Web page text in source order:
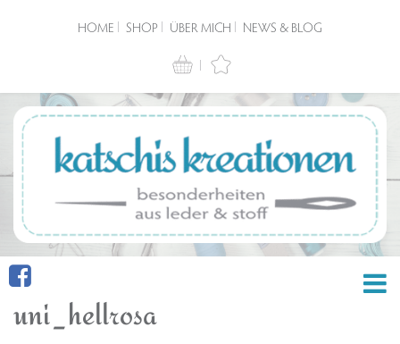
HOME SHOP ÜBER MICH NEWS & BLOG
uni_hellrosa